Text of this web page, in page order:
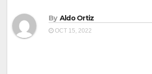
By Aldo Ortiz
OCT 15, 2022